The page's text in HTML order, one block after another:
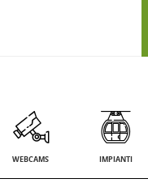
WEBCAMS IMPIANTI